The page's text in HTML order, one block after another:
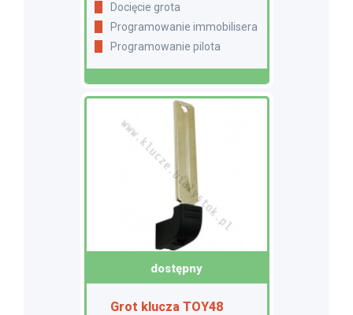
Docięcie grota
Programowanie immobilisera
Programowanie pilota
dostępny
Grot klucza TOY48